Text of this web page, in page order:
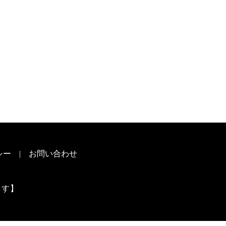
ー お問い合わせ
】